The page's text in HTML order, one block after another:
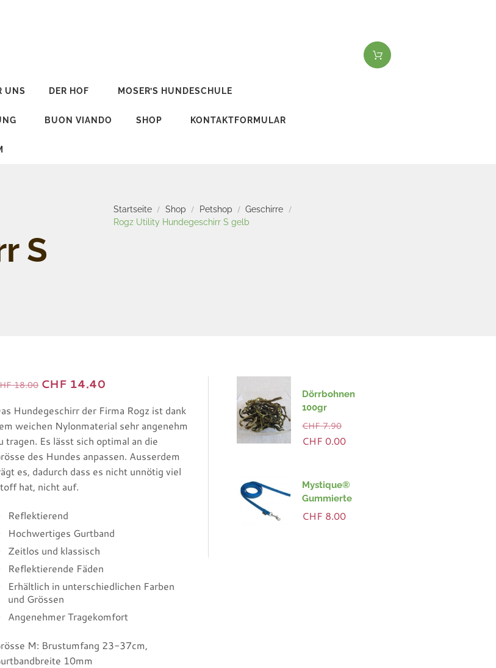
UNS DER HOF MOSER’S HUNDESCHULE
BUON VIANDO SHOP KONTAKTFORMULAR
S
Startseite Shop Petshop
Geschirre
Rogz Utility Hundegeschirr S gelb
18.00 Ursprünglicher
war:
CHF 18.00
CHF 14.40
ist:
CHF 14.40.
Hundegeschirr der Firma Rogz ist dank
weichen Nylonmaterial sehr angenehm
tragen. Es lässt sich optimal an die
des Hundes anpassen. Ausserdem
es, dadurch dass es nicht unnötig viel
hat, nicht auf.
Reflektierend
Hochwertiges Gurtband
Zeitlos und klassisch
Reflektierende Fäden
Erhältlich in unterschiedlichen Farben
und Grössen
Angenehmer Tragekomfort
M: Brustumfang 23-37cm,
10mm
Dörrbohnen
100gr
CHF7.90
Preis
CHF 0.00Aktueller
CHF 0.00.
Mystique®
Gummierte
Leine 2Meter
CHF 8.00